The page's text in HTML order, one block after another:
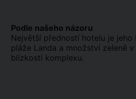
Podle našeho názoru
Největší předností hotelu je jeho
pláže Landa a množství zeleně
blízkosti komplexu.